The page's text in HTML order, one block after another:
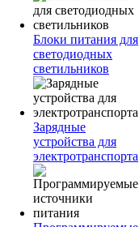
Блоки питания для
светодиодных
светильников
Зарядные
устройства для
электротранспорта